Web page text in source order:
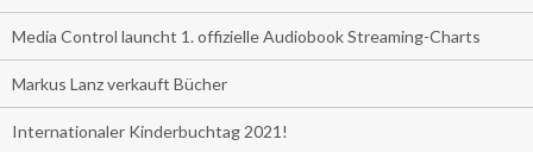
Media Control launcht 1. offizielle Audiobook Streaming-Charts
Markus Lanz verkauft Bücher
Internationaler Kinderbuchtag 2021!